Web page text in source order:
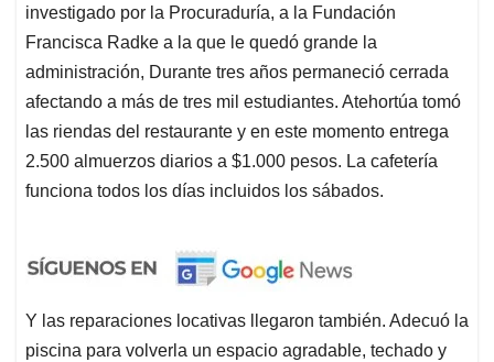
investigado por la Procuraduría, a la Fundación
Francisca Radke a la que le quedó grande la
administración, Durante tres años permaneció cerrada
afectando a más de tres mil estudiantes. Atehortúa tomó
las riendas del restaurante y en este momento entrega
2.500 almuerzos diarios a $1.000 pesos. La cafetería
funciona todos los días incluidos los sábados.
Y las reparaciones locativas llegaron también. Adecuó la
piscina para volverla un espacio agradable, techado y